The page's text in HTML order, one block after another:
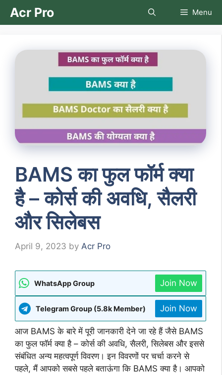
SkipAcr Pro Menu
BAMS का फुल फॉर्म क्या
है – कोर्स की अवधि, सैलरी
और सिलेबस
April 9, 2023 by Acr Pro
WhatsApp Group Join Now
Telegram Group (5.8k Member) Join Now
आज BAMS के बारे में पूरी जानकारी देने जा रहे हैं जैसे BAMS
का फुल फॉर्म क्या है – कोर्स की अवधि, सैलरी, सिलेबस और इससे
संबंधित अन्य महत्वपूर्ण विवरण। इन विवरणों पर चर्चा करने से
पहले, मैं आपको सबसे पहले बताऊंगा कि BAMS क्या है। आपको